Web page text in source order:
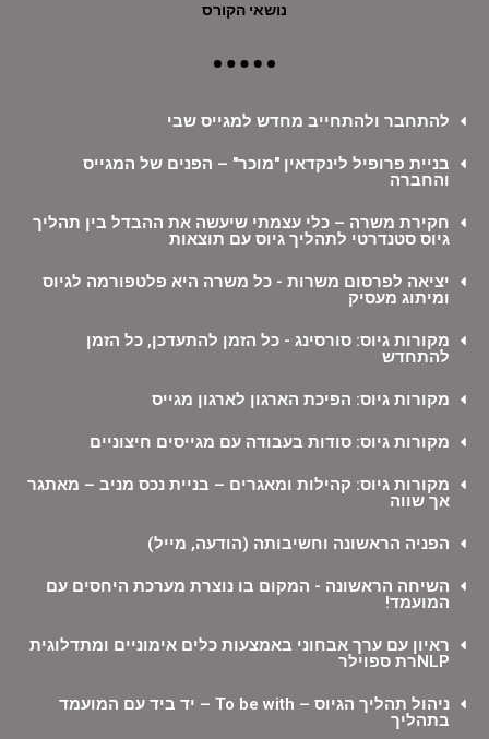
נושאי הקורס
להתחבר ולהתחייב מחדש למגייס שבי
בניית פרופיל לינקדאין "מוכר" – הפנים של המגייס
והחברה
חקירת משרה – כלי עצמתי שיעשה את ההבדל בין תהליך
גיוס סטנדרטי לתהליך גיוס עם תוצאות
יציאה לפרסום משרות - כל משרה היא פלטפורמה לגיוס
ומיתוג מעסיק
מקורות גיוס: סורסינג - כל הזמן להתעדכן, כל הזמן
להתחדש
מקורות גיוס: הפיכת הארגון לארגון מגייס
מקורות גיוס: סודות בעבודה עם מגייסים חיצוניים
מקורות גיוס: קהילות ומאגרים – בניית נכס מניב – מאתגר
אך שווה
הפניה הראשונה וחשיבותה (הודעה, מייל)
השיחה הראשונה - המקום בו נוצרת מערכת היחסים עם
המועמד!
ראיון עם ערך אבחוני באמצעות כלים אימוניים ומתדלוגית
NLPרת ספוילר
ניהול תהליך הגיוס – To be with – יד ביד עם המועמד
בתהליך